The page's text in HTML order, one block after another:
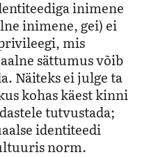
inimene
inimene, gei) ei
mis
sättumus võib
Näiteks ei julge ta
kohas käest kinni
tutvustada;
identiteedi
norm.